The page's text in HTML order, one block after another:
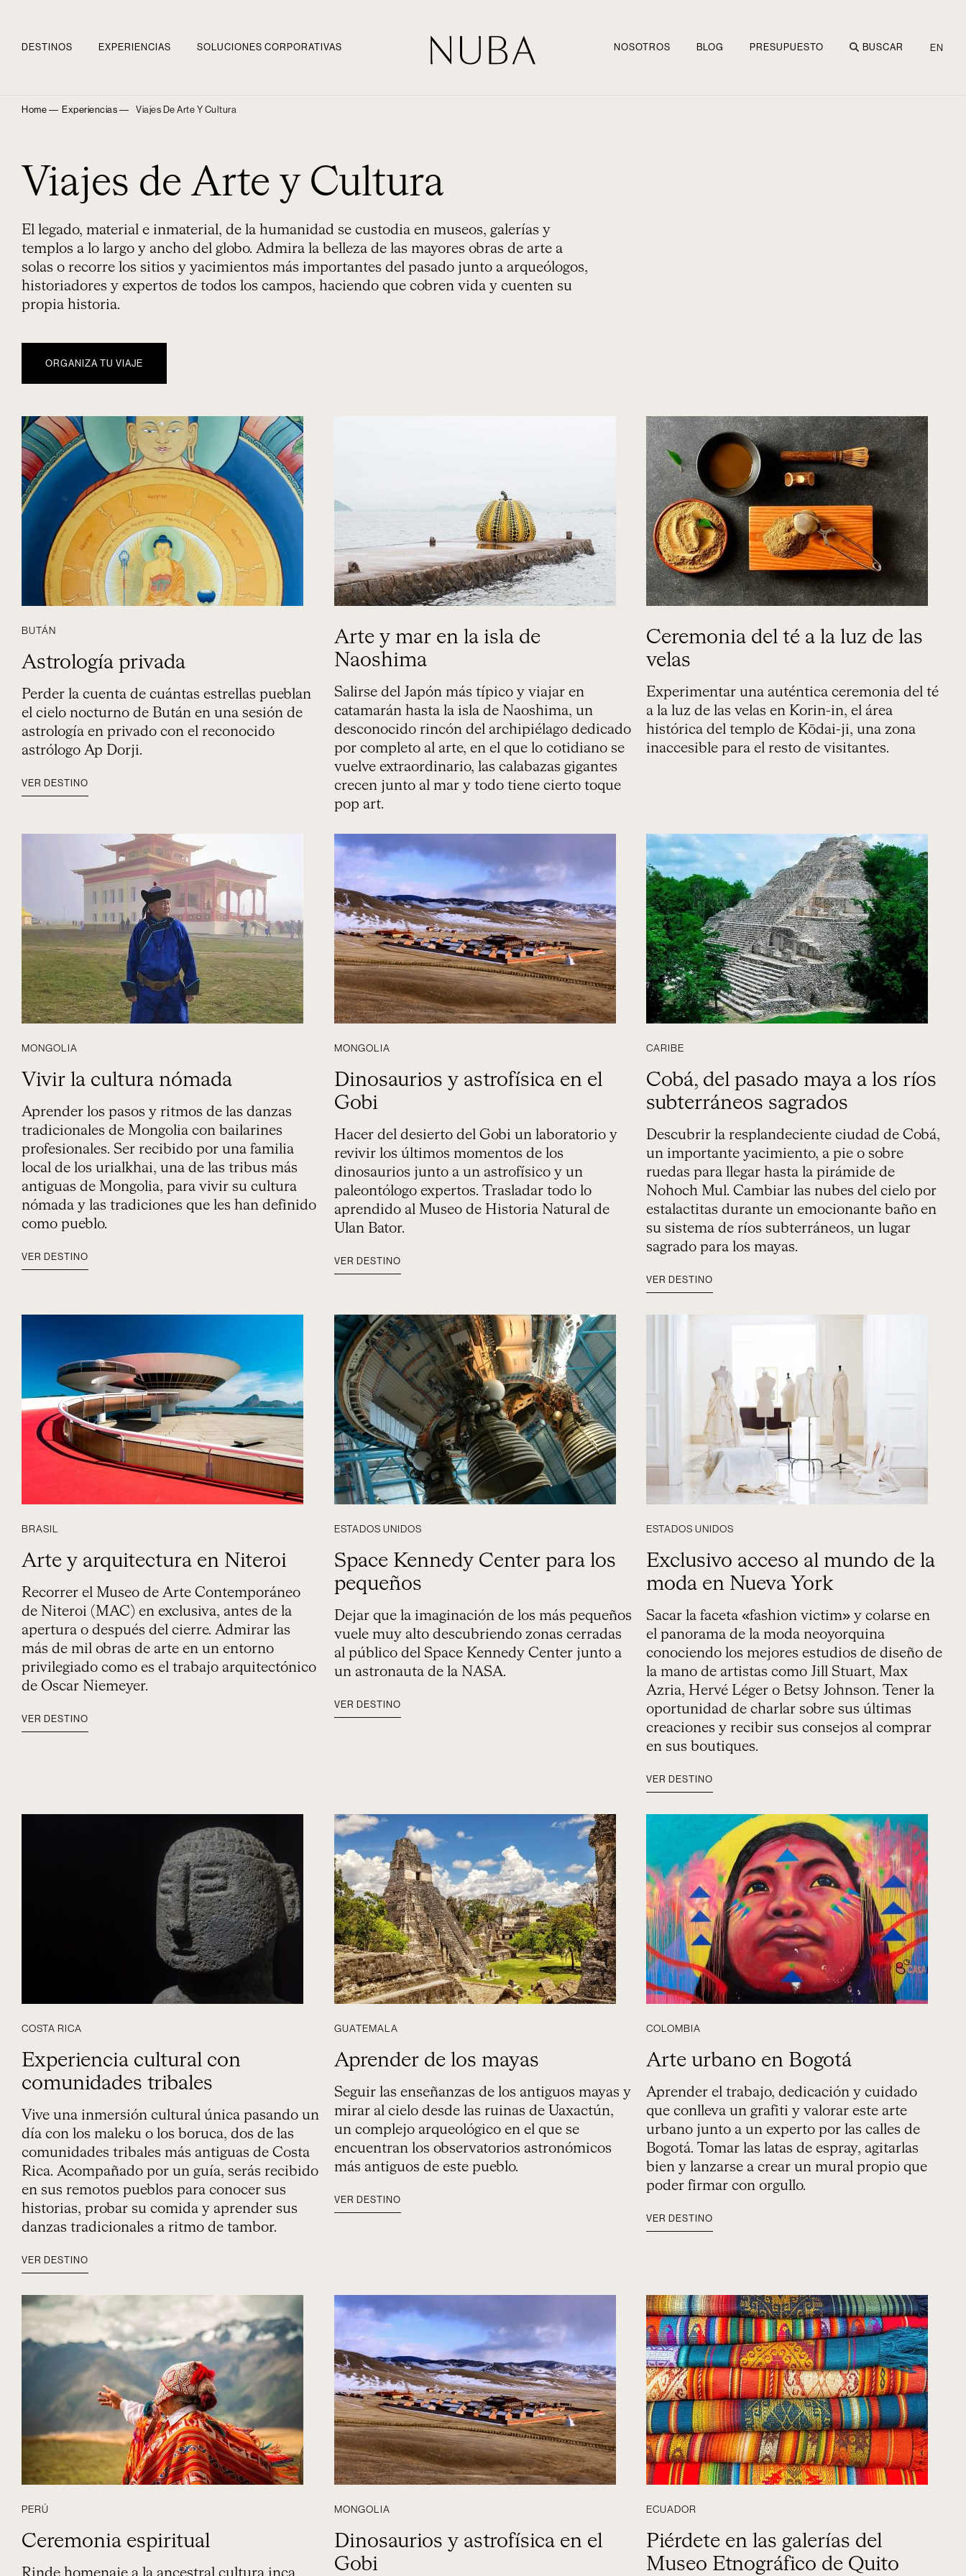
DESTINOS EXPERIENCIAS SOLUCIONES CORPORATIVAS NOSOTROS BLOG PRESUPUESTO BUSCAR EN
Home ― Experiencias ― Viajes De Arte Y Cultura
Viajes de Arte y Cultura
El legado, material e inmaterial, de la humanidad se custodia en museos, galerías y
templos a lo largo y ancho del globo. Admira la belleza de las mayores obras de arte a
solas o recorre los sitios y yacimientos más importantes del pasado junto a arqueólogos,
historiadores y expertos de todos los campos, haciendo que cobren vida y cuenten su
propia historia.
ORGANIZA TU VIAJE
BUTÁN
Astrología privada
Perder la cuenta de cuántas estrellas pueblan
el cielo nocturno de Bután en una sesión de
astrología en privado con el reconocido
astrólogo Ap Dorji.
VER DESTINO
Arte y mar en la isla de
Naoshima
Salirse del Japón más típico y viajar en
catamarán hasta la isla de Naoshima, un
desconocido rincón del archipiélago dedicado
por completo al arte, en el que lo cotidiano se
vuelve extraordinario, las calabazas gigantes
crecen junto al mar y todo tiene cierto toque
pop art.
Ceremonia del té a la luz de las
velas
Experimentar una auténtica ceremonia del té
a la luz de las velas en Korin-in, el área
histórica del templo de Kōdai-ji, una zona
inaccesible para el resto de visitantes.
MONGOLIA
Vivir la cultura nómada
Aprender los pasos y ritmos de las danzas
tradicionales de Mongolia con bailarines
profesionales. Ser recibido por una familia
local de los urialkhai, una de las tribus más
antiguas de Mongolia, para vivir su cultura
nómada y las tradiciones que les han definido
como pueblo.
VER DESTINO
MONGOLIA
Dinosaurios y astrofísica en el
Gobi
Hacer del desierto del Gobi un laboratorio y
revivir los últimos momentos de los
dinosaurios junto a un astrofísico y un
paleontólogo expertos. Trasladar todo lo
aprendido al Museo de Historia Natural de
Ulan Bator.
VER DESTINO
CARIBE
Cobá, del pasado maya a los ríos
subterráneos sagrados
Descubrir la resplandeciente ciudad de Cobá,
un importante yacimiento, a pie o sobre
ruedas para llegar hasta la pirámide de
Nohoch Mul. Cambiar las nubes del cielo por
estalactitas durante un emocionante baño en
su sistema de ríos subterráneos, un lugar
sagrado para los mayas.
VER DESTINO
BRASIL
Arte y arquitectura en Niteroi
Recorrer el Museo de Arte Contemporáneo
de Niteroi (MAC) en exclusiva, antes de la
apertura o después del cierre. Admirar las
más de mil obras de arte en un entorno
privilegiado como es el trabajo arquitectónico
de Oscar Niemeyer.
VER DESTINO
ESTADOS UNIDOS
Space Kennedy Center para los
pequeños
Dejar que la imaginación de los más pequeños
vuele muy alto descubriendo zonas cerradas
al público del Space Kennedy Center junto a
un astronauta de la NASA.
VER DESTINO
ESTADOS UNIDOS
Exclusivo acceso al mundo de la
moda en Nueva York
Sacar la faceta «fashion victim» y colarse en
el panorama de la moda neoyorquina
conociendo los mejores estudios de diseño de
la mano de artistas como Jill Stuart, Max
Azria, Hervé Léger o Betsy Johnson. Tener la
oportunidad de charlar sobre sus últimas
creaciones y recibir sus consejos al comprar
en sus boutiques.
VER DESTINO
COSTA RICA
Experiencia cultural con
comunidades tribales
Vive una inmersión cultural única pasando un
día con los maleku o los boruca, dos de las
comunidades tribales más antiguas de Costa
Rica. Acompañado por un guía, serás recibido
en sus remotos pueblos para conocer sus
historias, probar su comida y aprender sus
danzas tradicionales a ritmo de tambor.
VER DESTINO
GUATEMALA
Aprender de los mayas
Seguir las enseñanzas de los antiguos mayas y
mirar al cielo desde las ruinas de Uaxactún,
un complejo arqueológico en el que se
encuentran los observatorios astronómicos
más antiguos de este pueblo.
VER DESTINO
COLOMBIA
Arte urbano en Bogotá
Aprender el trabajo, dedicación y cuidado
que conlleva un grafiti y valorar este arte
urbano junto a un experto por las calles de
Bogotá. Tomar las latas de espray, agitarlas
bien y lanzarse a crear un mural propio que
poder firmar con orgullo.
VER DESTINO
PERÚ
Ceremonia espiritual
Rinde homenaje a la ancestral cultura inca
MONGOLIA
Dinosaurios y astrofísica en el
Gobi
ECUADOR
Piérdete en las galerías del
Museo Etnográfico de Quito